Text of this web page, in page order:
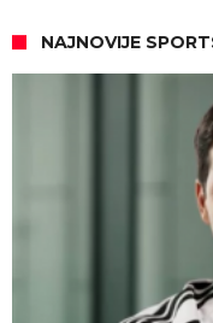
NAJNOVIJE